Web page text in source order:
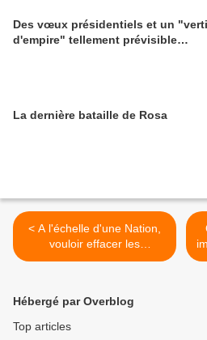
Des vœux présidentiels et un
d'empire" tellement prévisible…
La dernière bataille de Rosa
< A l'échelle d'une Nation,
vouloir effacer les
différences à tout prix est
Hébergé par Overblog
Top articles